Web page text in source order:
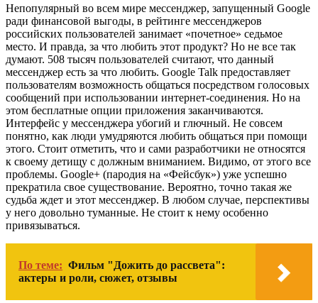
Непопулярный во всем мире мессенджер, запущенный Google
ради финансовой выгоды, в рейтинге мессенджеров
российских пользователей занимает «почетное» седьмое
место. И правда, за что любить этот продукт? Но не все так
думают. 508 тысяч пользователей считают, что данный
мессенджер есть за что любить. Google Talk предоставляет
пользователям возможность общаться посредством голосовых
сообщений при использовании интернет-соединения. Но на
этом бесплатные опции приложения заканчиваются.
Интерфейс у мессенджера убогий и глючный. Не совсем
понятно, как люди умудряются любить общаться при помощи
этого. Стоит отметить, что и сами разработчики не относятся
к своему детищу с должным вниманием. Видимо, от этого все
проблемы. Google+ (пародия на «Фейсбук») уже успешно
прекратила свое существование. Вероятно, точно такая же
судьба ждет и этот мессенджер. В любом случае, перспективы
у него довольно туманные. Не стоит к нему особенно
привязываться.
По теме: Фильм "Дожить до рассвета":
актеры и роли, сюжет, отзывы